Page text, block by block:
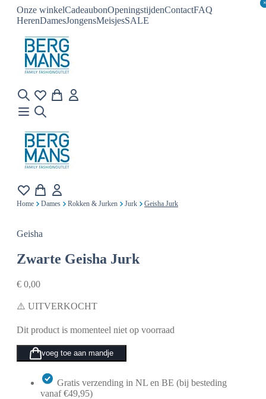
Onze winkelCadeaubonOpeningstijdenContactFAQ
HerenDamesJongensMeisjesSALE
×
×
Home Dames Rokken & Jurken Jurk Geisha Jurk
Geisha
Zwarte Geisha Jurk
€ 0,00
⚠️ UITVERKOCHT
Dit product is momenteel niet op voorraad
voeg toe aan mandje
Gratis verzending in NL en BE (bij besteding
vanaf €49,95)